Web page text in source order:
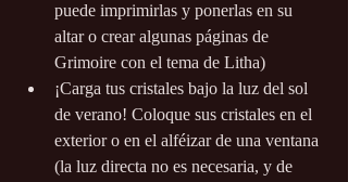
puede imprimirlas y ponerlas en su
altar o crear algunas páginas de
Grimoire con el tema de Litha)
¡Carga tus cristales bajo la luz del sol
de verano! Coloque sus cristales en el
exterior o en el alféizar de una ventana
(la luz directa no es necesaria, y de